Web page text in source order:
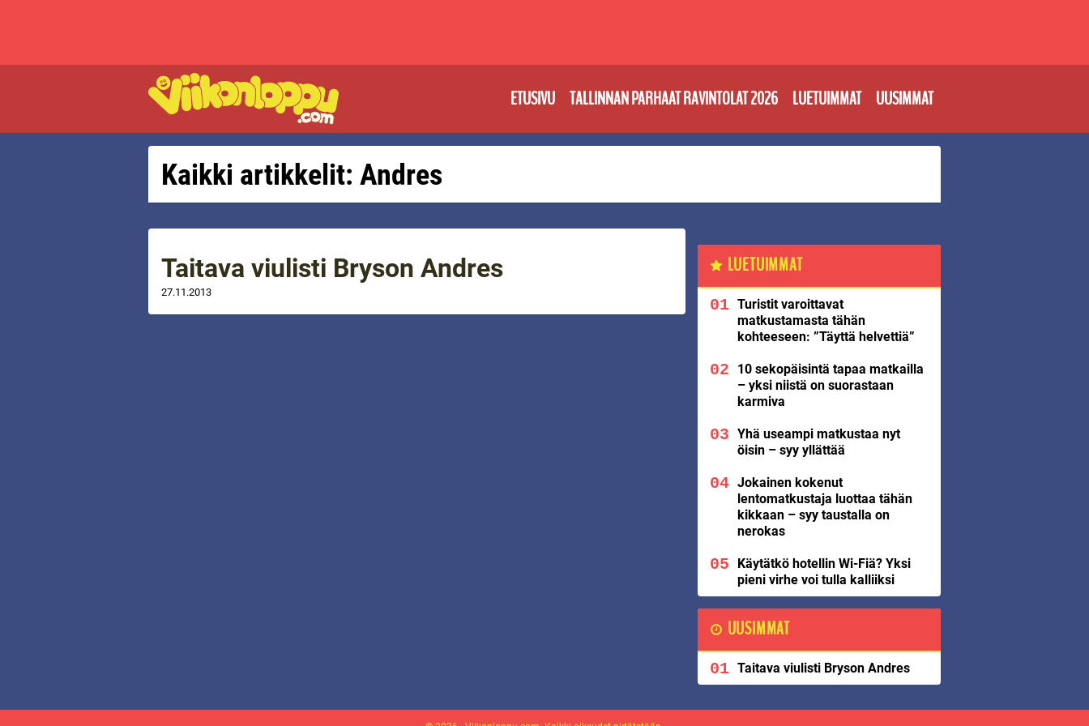
ETUSIVU TALLINNAN PARHAAT RAVINTOLAT 2026 LUETUIMMAT UUSIMMAT
Kaikki artikkelit: Andres
Taitava viulisti Bryson Andres
27.11.2013
LUETUIMMAT
Turistit varoittavat
matkustamasta tähän
kohteeseen: ”Täyttä helvettiä”
10 sekopäisintä tapaa matkailla
– yksi niistä on suorastaan
karmiva
Yhä useampi matkustaa nyt
öisin – syy yllättää
Jokainen kokenut
lentomatkustaja luottaa tähän
kikkaan – syy taustalla on
nerokas
Käytätkö hotellin Wi-Fiä? Yksi
pieni virhe voi tulla kalliiksi
UUSIMMAT
Taitava viulisti Bryson Andres